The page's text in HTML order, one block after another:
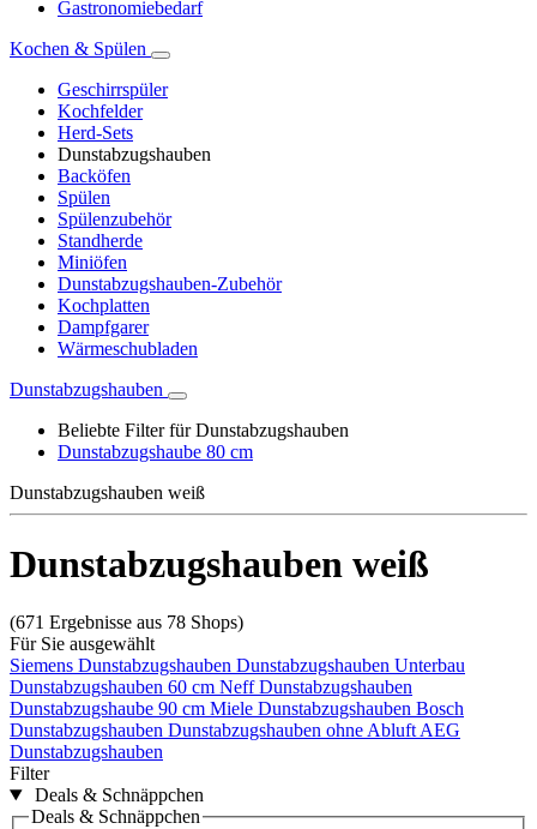
Gastronomiebedarf
Kochen & Spülen
Geschirrspüler
Kochfelder
Herd-Sets
Dunstabzugshauben
Backöfen
Spülen
Spülenzubehör
Standherde
Miniöfen
Dunstabzugshauben-Zubehör
Kochplatten
Dampfgarer
Wärmeschubladen
Dunstabzugshauben
Beliebte Filter für Dunstabzugshauben
Dunstabzugshaube 80 cm
Dunstabzugshauben weiß
Dunstabzugshauben weiß
(671 Ergebnisse aus 78 Shops)
Für Sie ausgewählt
Siemens Dunstabzugshauben Dunstabzugshauben Unterbau
Dunstabzugshauben 60 cm Neff Dunstabzugshauben
Dunstabzugshaube 90 cm Miele Dunstabzugshauben Bosch
Dunstabzugshauben Dunstabzugshauben ohne Abluft AEG
Dunstabzugshauben
Filter
Deals & Schnäppchen
Deals & Schnäppchen